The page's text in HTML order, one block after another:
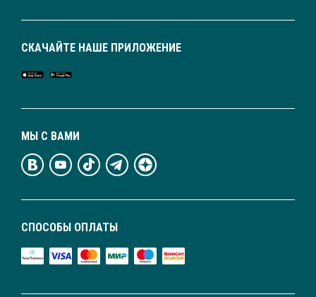
СПОСОБЫ ОПЛАТЫ
МЫ С ВАМИ
СКАЧАЙТЕ НАШЕ ПРИЛОЖЕНИЕ